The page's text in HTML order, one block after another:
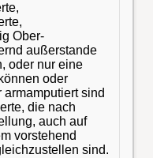
Ober-
außerstande
oder nur eine
oder
sind
die nach
auch auf
vorstehend
sind.